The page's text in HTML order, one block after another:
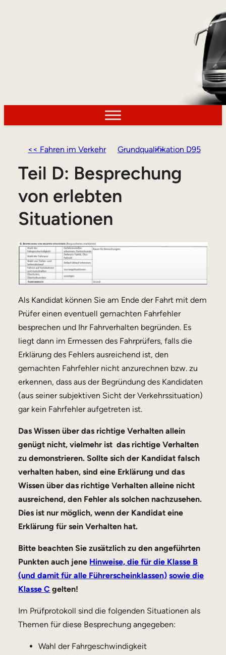
<< Fahren im Verkehr Grundqualifikation D95 >>
Teil D: Besprechung
von erlebten
Situationen
Als Kandidat können Sie am Ende der Fahrt mit dem
Prüfer einen eventuell gemachten Fahrfehler
besprechen und Ihr Fahrverhalten begründen. Es
liegt dann im Ermessen des Fahrprüfers, falls die
Erklärung des Fehlers ausreichend ist, den
gemachten Fahrfehler nicht anzurechnen bzw. zu
erkennen, dass aus der Begründung des Kandidaten
(aus seiner subjektiven Sicht der Verkehrssituation)
gar kein Fahrfehler aufgetreten ist.
Das Wissen über das richtige Verhalten allein
genügt nicht, vielmehr ist das richtige Verhalten
zu demonstrieren. Sollte sich der Kandidat falsch
verhalten haben, sind eine Erklärung und das
Wissen über das richtige Verhalten alleine nicht
ausreichend, den Fehler als solchen nachzusehen.
Dies ist nur möglich, wenn der Kandidat eine
Erklärung für sein Verhalten hat.
Bitte beachten Sie zusätzlich zu den angeführten
Punkten auch jene Hinweise, die für die Klasse B
(und damit für alle Führerscheinklassen) sowie die
Klasse C gelten!
Im Prüfprotokoll sind die folgenden Situationen als
Themen für diese Besprechung angegeben:
Wahl der Fahrgeschwindigkeit